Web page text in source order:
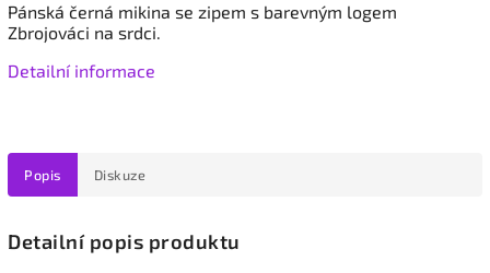
Pánská černá mikina se zipem s barevným logem
Zbrojováci na srdci.
Detailní informace
Popis Diskuze
Detailní popis produktu